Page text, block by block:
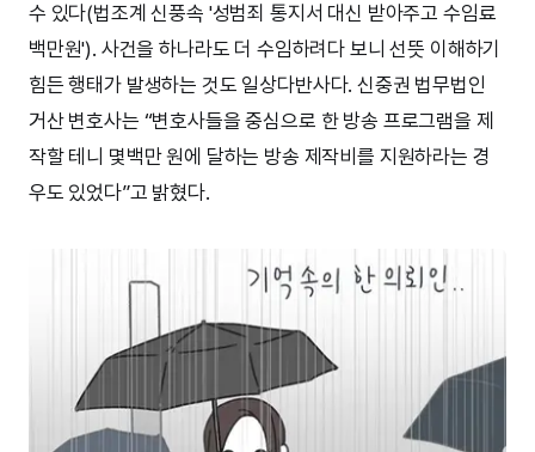
수 있다(법조계 신풍속 '성범죄 통지서 대신 받아주고 수임료
백만원'). 사건을 하나라도 더 수임하려다 보니 선뜻 이해하기
힘든 행태가 발생하는 것도 일상다반사다. 신중권 법무법인
거산 변호사는 “변호사들을 중심으로 한 방송 프로그램을 제
작할 테니 몇백만 원에 달하는 방송 제작비를 지원하라는 경
우도 있었다”고 밝혔다.